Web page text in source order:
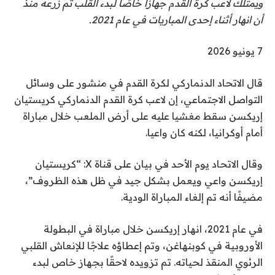
ر
،
ويمتلك لاعب كرة القدم جهازًا خاصًا لبدء القلب تم زرعه منذ
أن انهار أثناء إحدى المباريات في عام 2021.
ت
ا
ل
ن
ش
ب
ت
ا
ي
خ
7
7 يونيو 2026
قال الاتحاد الدنماركي لكرة القدم في منشور على وسائل
التواصل الاجتماعي، إن لاعب كرة القدم الدنماركي كريستيان
إريكسن سقط مغشيا عليه على أرض الملعب خلال مباراة
أمام أوكرانيا، لكنه كان واعيا.
وقال الاتحاد يوم الأحد في بيان على قناة X: “كريستيان
إريكسن واعي ويعمل بشكل جيد في ظل هذه الظروف”،
مضيفًا أنه تم إلغاء المباراة الودية.
في عام 2021، انهار إريكسن خلال مباراة في البطولة
الأوروبية في كوبنهاغن، وتم إعطاؤه علاجًا للإنعاش القلبي
الرئوي المنقذ لحياته. تم تزويده لاحقًا بجهاز خاص لبدء